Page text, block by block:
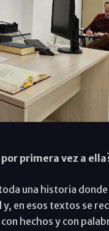
primera vez a
una historia donde
en esos textos se
hechos y con